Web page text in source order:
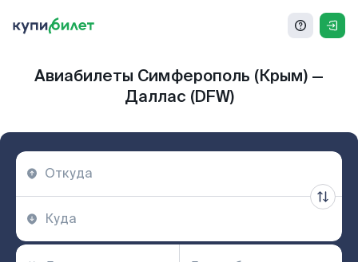
Авиабилеты Симферополь (Крым) —
Даллас (DFW)